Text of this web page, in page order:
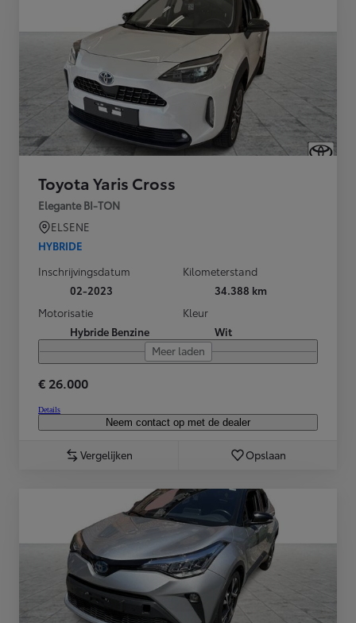
Toyota Yaris Cross
Elegante BI-TON
ELSENE
HYBRIDE
Inschrijvingsdatum
02-2023
Kilometerstand
34.388 km
Motorisatie
Hybride Benzine
Kleur
Wit
Meer laden
€ 26.000
Details
Neem contact op met de dealer
Vergelijken Opslaan